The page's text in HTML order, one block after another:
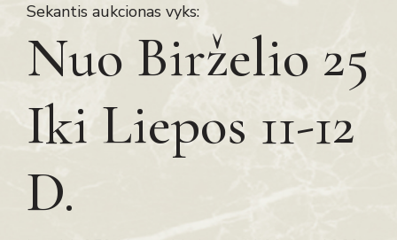
Sekantis aukcionas vyks:
Nuo Birželio 25
Iki Liepos 11-12
D.